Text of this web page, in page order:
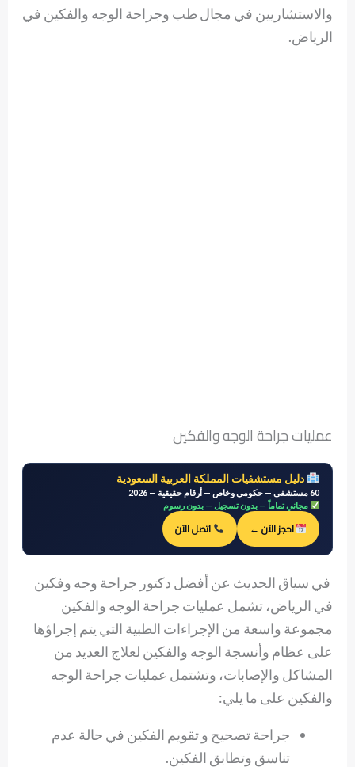
والاستشاريين في مجال طب وجراحة الوجه والفكين في
الرياض.
عمليات جراحة الوجه والفكين
دليل مستشفيات المملكة العربية السعودية
60 مستشفى — حكومي وخاص — أرقام حقيقية — 2026
مجاني تماماً — بدون تسجيل — بدون رسوم
احجز الآن ← اتصل الآن
في سياق الحديث عن أفضل دكتور جراحة وجه وفكين
في الرياض، تشمل عمليات جراحة الوجه والفكين
مجموعة واسعة من الإجراءات الطبية التي يتم إجراؤها
على عظام وأنسجة الوجه والفكين لعلاج العديد من
المشاكل والإصابات، وتشتمل عمليات جراحة الوجه
والفكين على ما يلي:
جراحة تصحيح و تقويم الفكين في حالة عدم
تناسق وتطابق الفكين.